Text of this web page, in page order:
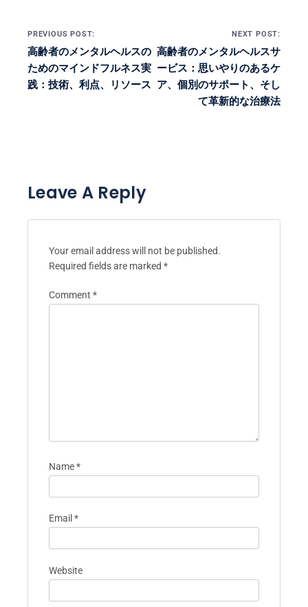
Post navigation
PREVIOUS POST:
高齢者のメンタルヘルスの
ためのマインドフルネス実
践：技術、利点、リソース
NEXT POST:
高齢者のメンタルヘルスサ
ービス：思いやりのあるケ
ア、個別のサポート、そし
て革新的な治療法
Leave A Reply
Your email address will not be published.
Required fields are marked *
Comment *
Name*
Email *
Website